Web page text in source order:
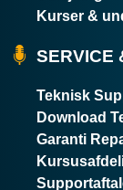
Kurser &
SERVICE
Teknisk
Download
Garanti